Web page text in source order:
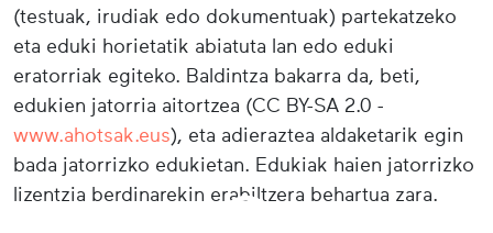
(testuak, irudiak edo dokumentuak) partekatzeko
eta eduki horietatik abiatuta lan edo eduki
eratorriak egiteko. Baldintza bakarra da, beti,
edukien jatorria aitortzea (CC BY-SA 2.0 -
www.ahotsak.eus), eta adieraztea aldaketarik egin
bada jatorrizko edukietan. Edukiak haien jatorrizko
lizentzia berdinarekin erabiltzera behartua zara.